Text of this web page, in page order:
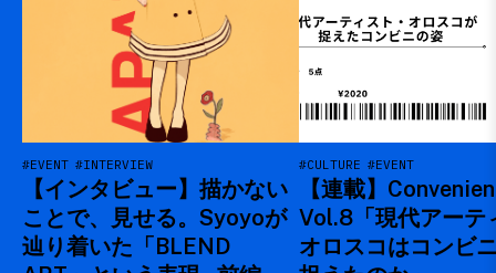
#EVENT #INTERVIEW
【インタビュー】描かない
ことで、見せる。Syoyoが
辿り着いた「BLEND
#CULTURE #EVENT
【連載】
Vol.8「現代アーテ
オロスコはコンビ